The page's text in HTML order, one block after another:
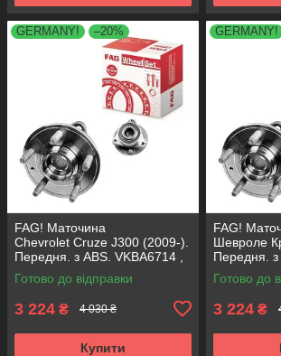
GERMANY! –20%
FAG! Маточина
Chevrolet Cruze J300 (2009-).
Передня. з ABS. VKBA6714 ,
R153.66 , 713644910
Німеччина!
Готово до відправки
3 224 ₴ 4 030 ₴
Купити
GERMANY!
FAG!
Шевроле
Передня. з
R153.66 ,
Німеччина!
Готово до
3 224 ₴